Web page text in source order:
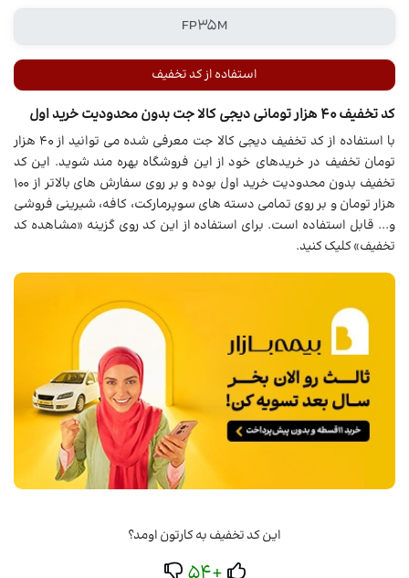
استفاده از کد تخفیف
کد تخفیف 40 هزار تومانی دیجی کالا جت بدون محدودیت خرید اول
با استفاده از کد تخفیف دیجی کالا جت معرفی شده می توانید از 40 هزار
تومان تخفیف در خریدهای خود از این فروشگاه بهره مند شوید. این کد
تخفیف بدون محدودیت خرید اول بوده و بر روی سفارش های بالاتر از 100
هزار تومان و بر روی تمامی دسته های سوپرمارکت، کافه، شیرینی فروشی
و... قابل استفاده است. برای استفاده از این کد روی گزینه «مشاهده کد
تخفیف» کلیک کنید.
این کد تخفیف به کارتون اومد؟